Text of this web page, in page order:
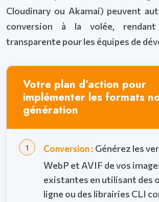
Cloudinary ou Akamai) peuvent
conversion à la volée, rendant
transparente pour les équipes de
Votre plan d’action pour
implémenter les formats
génération
Conversion : Générez les
WebP et AVIF de vos
existantes en utilisant des
ligne ou des librairies CLI